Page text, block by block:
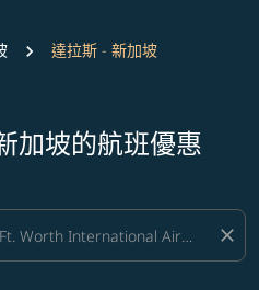
達拉斯 - 新加坡
加坡的航班優惠
close